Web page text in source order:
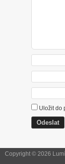
Uložit do
Copyright © 2026